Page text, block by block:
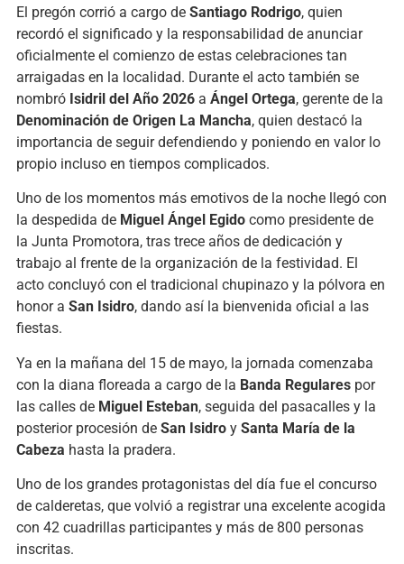
El pregón corrió a cargo de Santiago Rodrigo, quien
recordó el significado y la responsabilidad de anunciar
oficialmente el comienzo de estas celebraciones tan
arraigadas en la localidad. Durante el acto también se
nombró Isidril del Año 2026a Ángel Ortega, gerente de la
Denominación de Origen La Mancha, quien destacó la
importancia de seguir defendiendo y poniendo en valor lo
propio incluso en tiempos complicados.
Uno de los momentos más emotivos de la noche llegó con
la despedida de Miguel Ángel Egidocomo presidente de
la Junta Promotora, tras trece años de dedicación y
trabajo al frente de la organización de la festividad. El
acto concluyó con el tradicional chupinazo y la pólvora en
honor a San Isidro, dando así la bienvenida oficial a las
fiestas.
Ya en la mañana del 15 de mayo, la jornada comenzaba
con la diana floreada a cargo de la Banda Regularespor
las calles de Miguel Esteban, seguida del pasacalles y la
posterior procesión de San Isidroy Santa María de la
Cabeza hasta la pradera.
Uno de los grandes protagonistas del día fue el concurso
de calderetas, que volvió a registrar una excelente acogida
con 42 cuadrillas participantes y más de 800 personas
inscritas.